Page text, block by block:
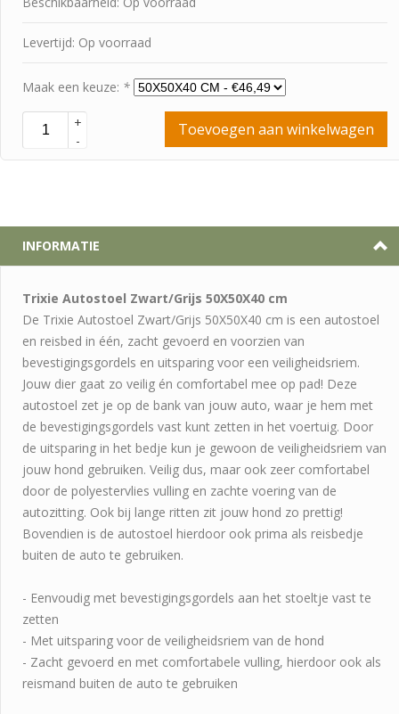
Levertijd: Op voorraad
Maak een keuze: *
+
-
Toevoegen aan winkelwagen
INFORMATIE
Trixie Autostoel Zwart/Grijs 50X50X40 cm
De Trixie Autostoel Zwart/Grijs 50X50X40 cm is een autostoel
en reisbed in één, zacht gevoerd en voorzien van
bevestigingsgordels en uitsparing voor een veiligheidsriem.
Jouw dier gaat zo veilig én comfortabel mee op pad! Deze
autostoel zet je op de bank van jouw auto, waar je hem met
de bevestigingsgordels vast kunt zetten in het voertuig. Door
de uitsparing in het bedje kun je gewoon de veiligheidsriem van
jouw hond gebruiken. Veilig dus, maar ook zeer comfortabel
door de polyestervlies vulling en zachte voering van de
autozitting. Ook bij lange ritten zit jouw hond zo prettig!
Bovendien is de autostoel hierdoor ook prima als reisbedje
buiten de auto te gebruiken.
- Eenvoudig met bevestigingsgordels aan het stoeltje vast te
zetten
- Met uitsparing voor de veiligheidsriem van de hond
- Zacht gevoerd en met comfortabele vulling, hierdoor ook als
reismand buiten de auto te gebruiken